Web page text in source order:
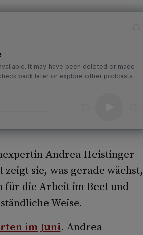
Andrea Heistinger
sie, was gerade wächst,
die Arbeit im Beet und
Weise.
im Juni. Andrea